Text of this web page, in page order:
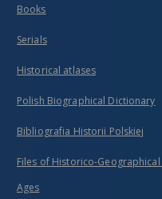
Books
Serials
Historical atlases
Polish Biographical Dictionary
Bibliografia Historii Polskiej
Files of Historico-
Ages